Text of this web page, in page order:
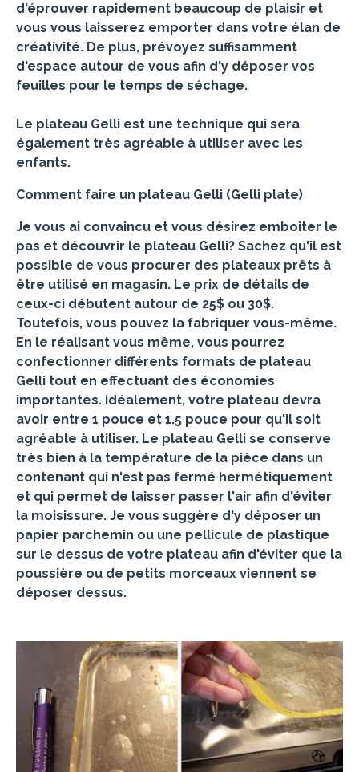
d'éprouver rapidement beaucoup de plaisir et
vous vous laisserez emporter dans votre élan de
créativité. De plus, prévoyez suffisamment
d'espace autour de vous afin d'y déposer vos
feuilles pour le temps de séchage.
Le plateau Gelli est une technique qui sera
également très agréable à utiliser avec les
enfants.
Comment faire un plateau Gelli (Gelli plate)
Je vous ai convaincu et vous désirez emboiter le
pas et découvrir le plateau Gelli? Sachez qu'il est
possible de vous procurer des plateaux prêts à
être utilisé en magasin. Le prix de détails de
ceux-ci débutent autour de 25$ ou 30$.
Toutefois, vous pouvez la fabriquer vous-même.
En le réalisant vous même, vous pourrez
confectionner différents formats de plateau
Gelli tout en effectuant des économies
importantes. Idéalement, votre plateau devra
avoir entre 1 pouce et 1.5 pouce pour qu'il soit
agréable à utiliser. Le plateau Gelli se conserve
très bien à la température de la pièce dans un
contenant qui n'est pas fermé hermétiquement
et qui permet de laisser passer l'air afin d'éviter
la moisissure. Je vous suggère d'y déposer un
papier parchemin ou une pellicule de plastique
sur le dessus de votre plateau afin d'éviter que la
poussière ou de petits morceaux viennent se
déposer dessus.